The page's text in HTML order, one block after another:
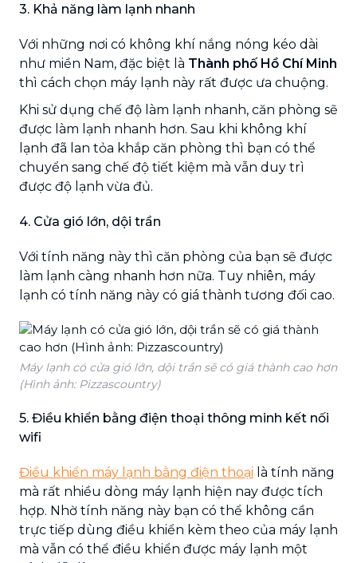
3. Khả năng làm lạnh nhanh
Với những nơi có không khí nắng nóng kéo dài
như miền Nam, đặc biệt là Thành phố Hồ Chí Minh
thì cách chọn máy lạnh này rất được ưa chuộng.
Khi sử dụng chế độ làm lạnh nhanh, căn phòng sẽ
được làm lạnh nhanh hơn. Sau khi không khí
lạnh đã lan tỏa khắp căn phòng thì bạn có thể
chuyển sang chế độ tiết kiệm mà vẫn duy trì
được độ lạnh vừa đủ.
4. Cửa gió lớn, dội trần
Với tính năng này thì căn phòng của bạn sẽ được
làm lạnh càng nhanh hơn nữa. Tuy nhiên, máy
lạnh có tính năng này có giá thành tương đối cao.
Máy lạnh có cửa gió lớn, dội trần sẽ có giá thành cao hơn
(Hình ảnh: Pizzascountry)
5. Điều khiển bằng điện thoại thông minh kết nối
wifi
Điều khiển máy lạnh bằng điện thoại là tính năng
mà rất nhiều dòng máy lạnh hiện nay được tích
hợp. Nhờ tính năng này bạn có thể không cần
trực tiếp dùng điều khiển kèm theo của máy lạnh
mà vẫn có thể điều khiển được máy lạnh một